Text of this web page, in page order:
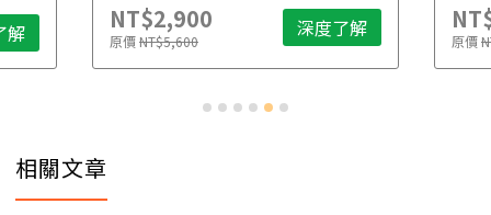
解 NT$2,500
原價NT$4,888 深度了解 原價
相關文章